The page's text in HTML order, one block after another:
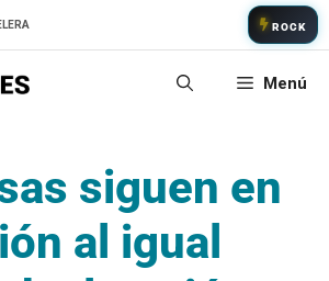
ROCK
Menú
siguen en
al igual